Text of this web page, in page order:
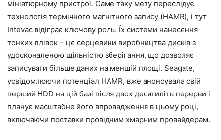
мініатюрному пристрої. Саме таку мету переслідує
технологія термічного магнітного запису (HAMR), і тут
Intevac відіграє ключову роль. Їх системи нанесення
тонких плівок – це серцевини виробництва дисків з
удосконаленою щільністю зберігання, що дозволяє
записувати більше даних на меншій площі. Seagate,
усвідомлюючи потенціал HAMR, вже анонсувала свій
перший HDD на цій базі після двох десятиліть перерви і
планує масштабне його впровадження в цьому році,
включаючи поставки провідним хмарним провайдерам.